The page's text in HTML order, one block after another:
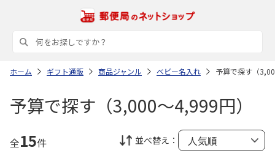
ホーム ギフト通販 商品ジャンル ベビー名入れ 予算で探す（
予算で探す（3,000～4,999円）
全15件 並べ替え：